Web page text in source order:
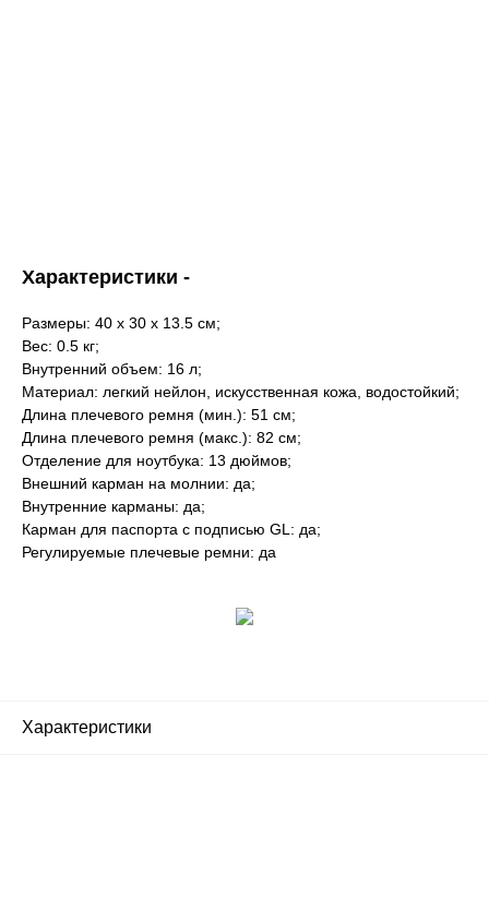
Характеристики -
Размеры: 40 х 30 х 13.5 см;
Вес: 0.5 кг;
Внутренний объем: 16 л;
Материал: легкий нейлон, искусственная кожа, водостойкий;
Длина плечевого ремня (мин.): 51 см;
Длина плечевого ремня (макс.): 82 см;
Отделение для ноутбука: 13 дюймов;
Внешний карман на молнии: да;
Внутренние карманы: да;
Карман для паспорта с подписью GL: да;
Регулируемые плечевые ремни: да
Характеристики